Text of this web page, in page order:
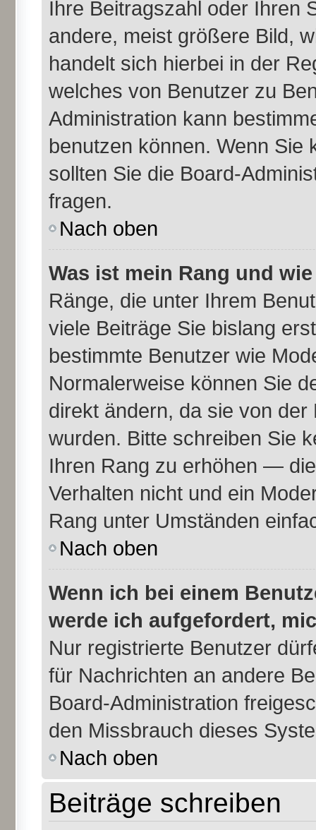
Ihre Beitragszahl oder Ihren
andere, meist größere Bild,
handelt sich hierbei in der
welches von Benutzer zu
Administration kann
benutzen können. Wenn Sie
sollten Sie die Board-
fragen.
Nach oben
Was ist mein Rang und
Ränge, die unter Ihrem
viele Beiträge Sie bislang
bestimmte Benutzer wie
Normalerweise können Sie
direkt ändern, da sie von
wurden. Bitte schreiben Sie
Ihren Rang zu erhöhen —
Verhalten nicht und ein
Rang unter Umständen
Nach oben
Wenn ich bei einem
werde ich aufgefordert,
Nur registrierte Benutzer
für Nachrichten an andere
Board-Administration
den Missbrauch dieses
Nach oben
Beiträge schreiben